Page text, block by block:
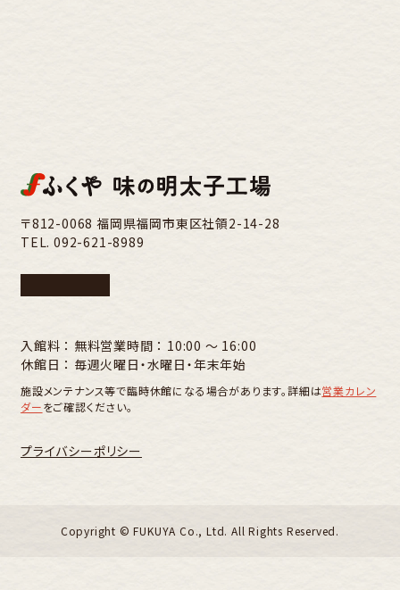
〒812-0068 福岡県福岡市東区社領2-14-28
TEL. 092-621-8989
入館料 ： 無料営業時間 ： 10:00 〜 16:00
休館日 ： 毎週火曜日・水曜日・年末年始
施設メンテナンス等で臨時休館になる場合があります。詳細は営業カレン
ダーをご確認ください。
プライバシーポリシー
Copyright ©︎ FUKUYA Co., Ltd. All Rights Reserved.